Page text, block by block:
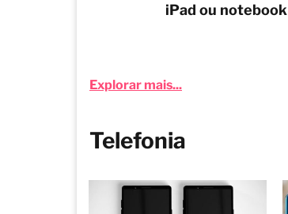
iPad ou notebook
Explorar mais...
Telefonia